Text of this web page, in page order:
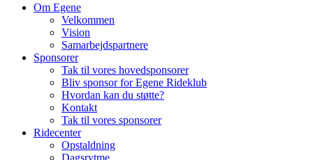
Om Egene
Velkommen
Vision
Samarbejdspartnere
Sponsorer
Tak til vores hovedsponsorer
Bliv sponsor for Egene Rideklub
Hvordan kan du støtte?
Kontakt
Tak til vores sponsorer
Ridecenter
Opstaldning
Dagsrytme